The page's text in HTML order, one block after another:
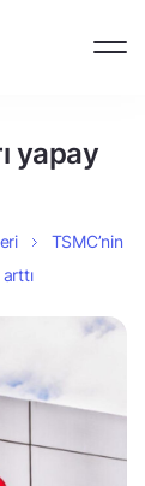
yapay
TSMC’nin